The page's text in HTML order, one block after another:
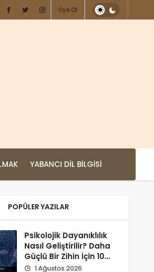
Üye Ol
YABANCI DIL BILGISI
POPÜLER YAZILAR
Psikolojik Dayanıklılık
Nasıl Geliştirilir? Daha
Güçlü Bir Zihin İçin 10
Alışkanlık
1 Ağustos 2026